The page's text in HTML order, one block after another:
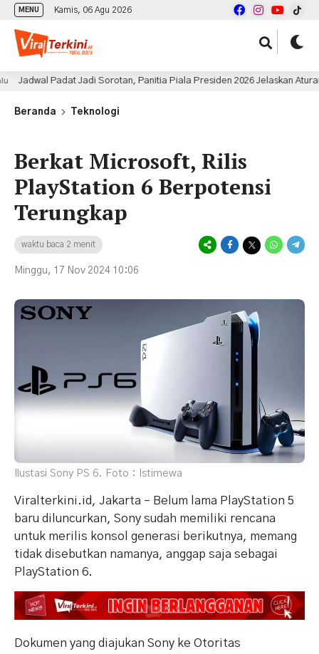
MENU Kamis, 06 Agu 2026
Padat Jadi Sorotan, Panitia Piala Presiden 2026 Jelaskan Aturan
Beranda Teknologi
Berkat Microsoft, Rilis
PlayStation 6 Berpotensi
Terungkap
waktu baca 2 menit
Minggu, 17 Nov 2024 10:06
Ilustasi Sony PS 6. Foto : Istimewa
Viralterkini.id, Jakarta – Belum lama PlayStation 5
baru diluncurkan, Sony sudah memiliki rencana
untuk merilis konsol generasi berikutnya, memang
tidak disebutkan namanya, anggap saja sebagai
PlayStation 6.
Dokumen yang diajukan Sony ke Otoritas